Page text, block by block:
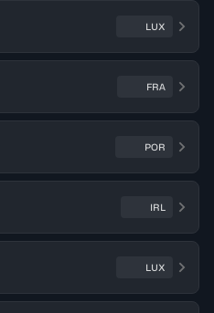
LUX
FRA
POR
IRL
LUX